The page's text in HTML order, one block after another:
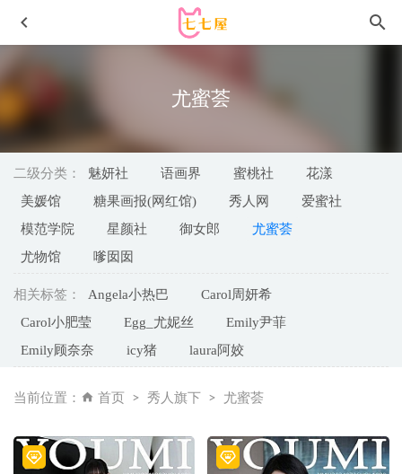
尤蜜荟
二级分类： 魅妍社 语画界 蜜桃社
花漾
美媛馆
糖果画报(网红馆) 秀人网
爱蜜社
模范学院
星颜社 御女郎
尤蜜荟
尤物馆
嗲囡囡
相关标签： Angela小热巴
Carol周妍希
Carol小肥莹
Egg_尤妮丝
Emily尹菲
Emily顾奈奈
icy猪 laura阿姣
当前位置： 首页 秀人旗下 尤蜜荟
三刀刀miido – NO.28 巴尔的摩赛车娘 [36P-538MB]
雨波HaneAme – NO.416 棕色尘埃2 伊柯利普斯海边度假
[60P-383MB]
2025-09-11
[Xiuren秀人网]2022.12.02 NO.5942 夏甜甜[79+1P／722MB]
2023-04-19
[Xiuren秀人网]2025.07.04 NO.10506 Ada月月[53+1P/584MB]
尤蜜荟 – 2020.06.30 Vol.476 Egg-尤妮丝Egg [56P683M]
2022-12-03